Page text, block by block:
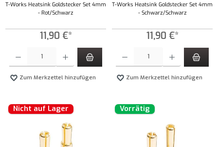
T-Works Heatsink Goldstecker Set 4mm
- Rot/Schwarz
11,90 €*
Zum Merkzettel hinzufügen
T-Works Heatsink Goldstecker Set 4mm
- Schwarz/Schwarz
11,90 €*
Zum Merkzettel hinzufügen
Nicht auf Lager Vorrätig